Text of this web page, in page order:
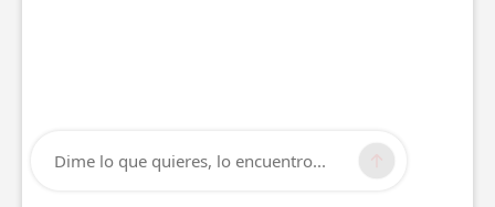
Dime lo que quieres, lo encuentro...